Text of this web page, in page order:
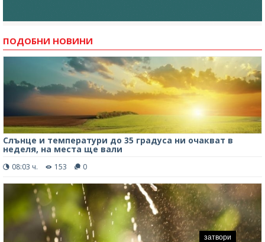
ПОДОБНИ НОВИНИ
Слънце и температури до 35 градуса ни очакват в
неделя, на места ще вали
08:03 ч. 153 0
затвори